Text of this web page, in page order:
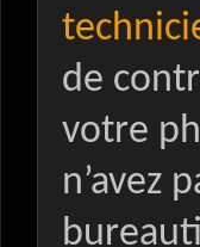
de
votre
n’avez